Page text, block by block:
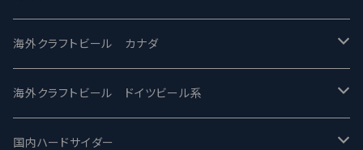
忽布古丹醸造 - HOP KOTAN
ワイマーケットブルーイング Y.Market Brewing
志賀高原ビール - SIGAKOGEN
Fair State フェアステイト
Lagunitas ラグニタス
FirestoneWalker ファイアストーン
ワイルドチャイルド - Wilde Child
BrewDog Brewery - ブリュードッグ
The Flying Inn / ザ フライイング イン
Heart Of Darkness - ハートオブダークネス
Carbon brews -カーボン
TAIHU - タイフー
ROCKY RIDGE - ロッキーリッジ
BODRIGGY BREWING ボッドリッジー
CO-CONSPIRATORS コ・コンスピレーターズ
海外クラフトビール カナダ
Jackie O's ジャッキーオーズ
Westbrook ウェストブルック
海外クラフトビール ドイツビール系
Karmeliten カーメリテン
国内ハードサイダー